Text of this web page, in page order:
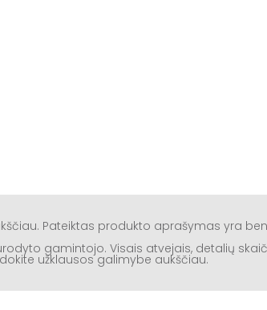
Pateiktas produkto aprašymas yra
gamintojo. Visais atvejais, detalių
užklausos galimybe aukščiau.